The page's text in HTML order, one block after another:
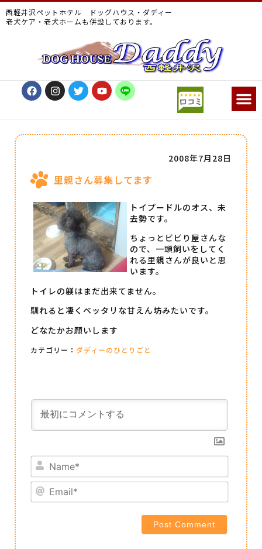
西軽井沢ペットホテル ドッグハウス・ダディー
老犬ケア・老犬ホームも併設しております。
里親さん募集してます
2008年7月28日
トイプードルのオス、未
去勢です。
ちょっとビビり屋さんな
ので、一頭飼いをしてく
れる里親さんが良いと思
います。
トイレの躾はまだ出来てません。
馴れると凄くベッタリな甘えん坊みたいです。
どなたかお願いします
カテゴリー： ダディーのひとりごと
Name*
Email*